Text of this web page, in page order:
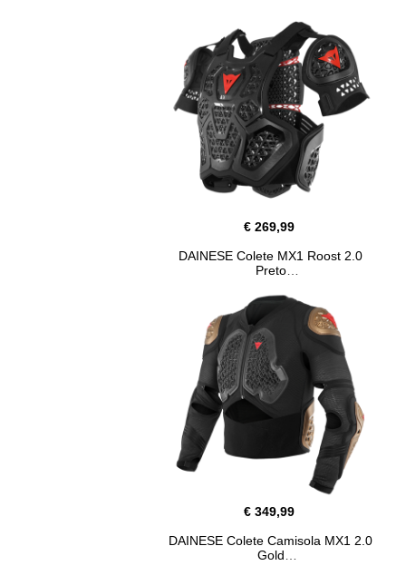
€ 269,99
DAINESE Colete MX1 Roost 2.0
Preto
€ 349,99
DAINESE Colete Camisola MX1 2.0
Gold